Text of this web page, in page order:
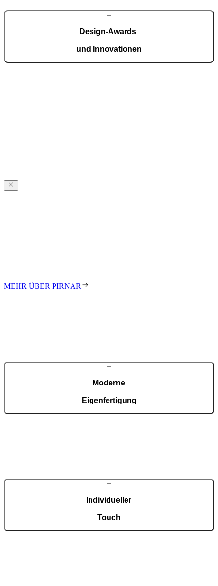
Design-Awards
und Innovationen
MEHR ÜBER PIRNAR
Moderne
Eigenfertigung
Individueller
Touch